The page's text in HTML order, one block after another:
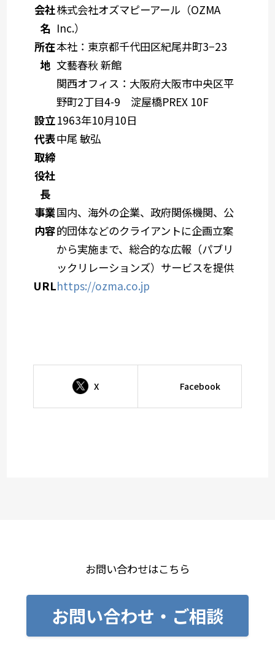
会社
名
株式会社オズマピーアール（OZMA
Inc.）
所在
地
本社：東京都千代田区紀尾井町3−23
文藝春秋 新館
関西オフィス：大阪府大阪市中央区平
野町2丁目4-9 淀屋橋PREX 10F
設立1963年10月10日
代表
取締
役社
長
中尾 敏弘
事業
内容
国内、海外の企業、政府関係機関、公
的団体などのクライアントに企画立案
から実施まで、総合的な広報（パブリ
ックリレーションズ）サービスを提供
URLhttps://ozma.co.jp
X Facebook
お問い合わせはこちら
お問い合わせ・ご相談